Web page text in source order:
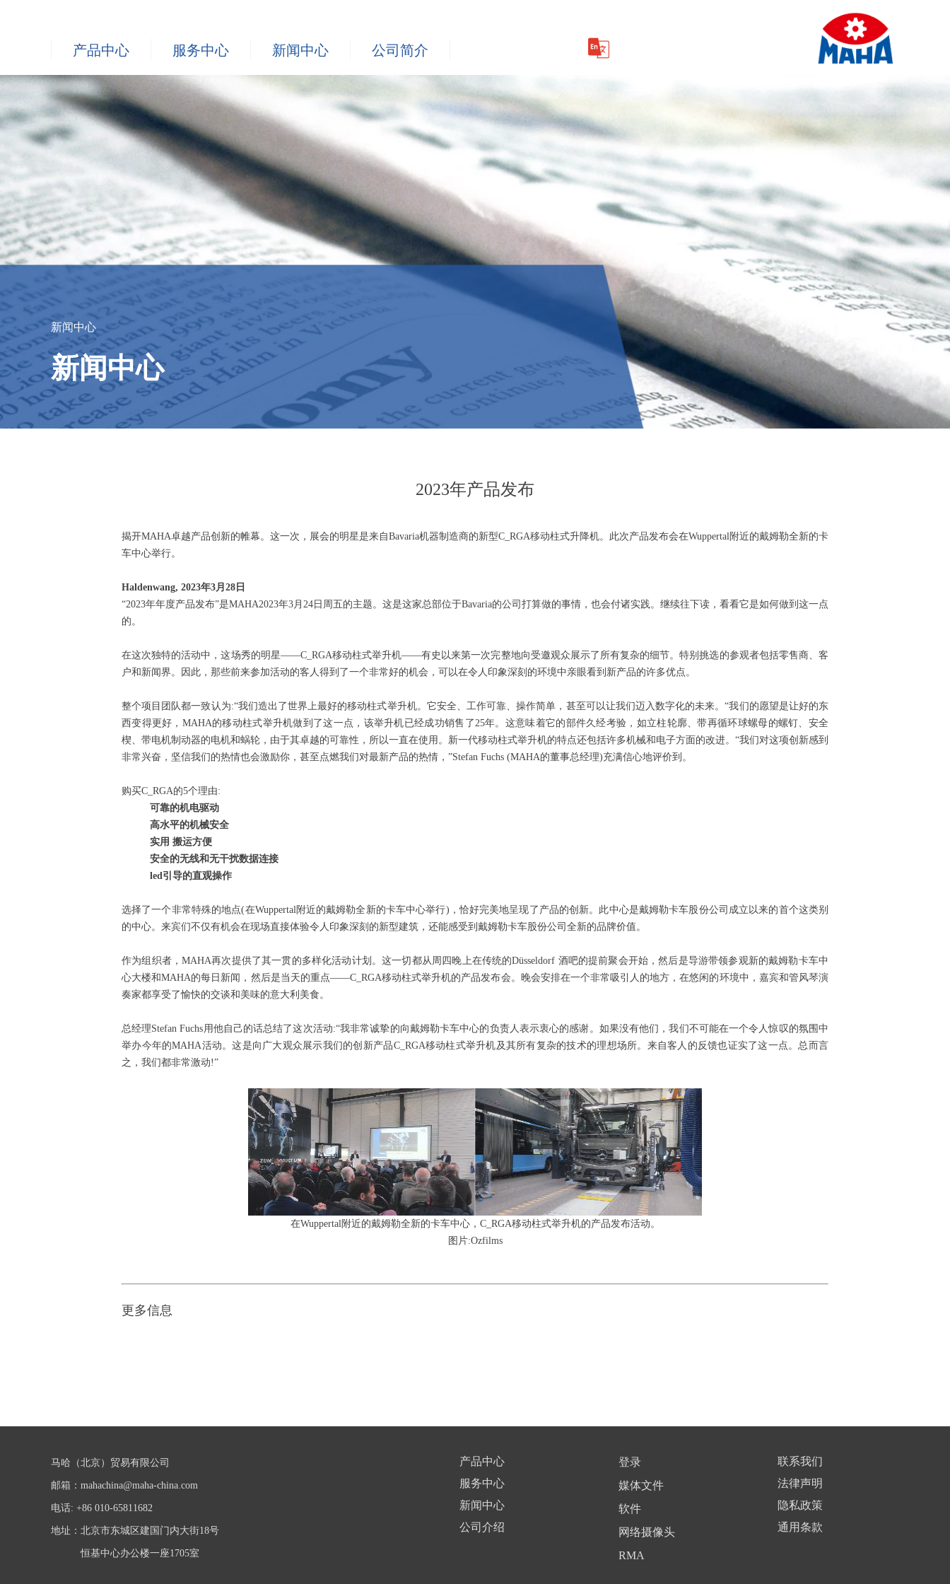
产品中心 服务中心 公司简介
新闻中心
2023年产品发布
揭开MAHA卓越产品创新的帷幕。这一次，展会的明星是来自Bavaria机器制造商的新型C_RGA移动柱式升降机。此次产品发布会在Wuppertal附近的戴姆勒全新的卡
车中心举行。
Haldenwang, 2023年3月28日
“2023年年度产品发布”是MAHA2023年3月24日周五的主题。这是这家总部位于Bavaria的公司打算做的事情，也会付诸实践。继续往下读，看看它是如何做到这一点
的。
在这次独特的活动中，这场秀的明星——C_RGA移动柱式举升机——有史以来第一次完整地向受邀观众展示了所有复杂的细节。特别挑选的参观者包括零售商、客
户和新闻界。因此，那些前来参加活动的客人得到了一个非常好的机会，可以在令人印象深刻的环境中亲眼看到新产品的许多优点。
整个项目团队都一致认为:“我们造出了世界上最好的移动柱式举升机。它安全、工作可靠、操作简单，甚至可以让我们迈入数字化的未来。“我们的愿望是让好的东
西变得更好，MAHA的移动柱式举升机做到了这一点，该举升机已经成功销售了25年。这意味着它的部件久经考验，如立柱轮廓、带再循环球螺母的螺钉、安全
楔、带电机制动器的电机和蜗轮，由于其卓越的可靠性，所以一直在使用。新一代移动柱式举升机的特点还包括许多机械和电子方面的改进。“我们对这项创新感到
非常兴奋，坚信我们的热情也会激励你，甚至点燃我们对最新产品的热情，”Stefan Fuchs (MAHA的董事总经理)充满信心地评价到。
购买C_RGA的5个理由:
可靠的机电驱动
高水平的机械安全
实用 搬运方便
安全的无线和无干扰数据连接
led引导的直观操作
选择了一个非常特殊的地点(在Wuppertal附近的戴姆勒全新的卡车中心举行)，恰好完美地呈现了产品的创新。此中心是戴姆勒卡车股份公司成立以来的首个这类别
的中心。来宾们不仅有机会在现场直接体验令人印象深刻的新型建筑，还能感受到戴姆勒卡车股份公司全新的品牌价值。
作为组织者，MAHA再次提供了其一贯的多样化活动计划。这一切都从周四晚上在传统的Düsseldorf 酒吧的提前聚会开始，然后是导游带领参观新的戴姆勒卡车中
心大楼和MAHA的每日新闻，然后是当天的重点——C_RGA移动柱式举升机的产品发布会。晚会安排在一个非常吸引人的地方，在悠闲的环境中，嘉宾和管风琴演
奏家都享受了愉快的交谈和美味的意大利美食。
总经理Stefan Fuchs用他自己的话总结了这次活动:“我非常诚挚的向戴姆勒卡车中心的负责人表示衷心的感谢。如果没有他们，我们不可能在一个令人惊叹的氛围中
举办今年的MAHA活动。这是向广大观众展示我们的创新产品C_RGA移动柱式举升机及其所有复杂的技术的理想场所。来自客人的反馈也证实了这一点。总而言
之，我们都非常激动!”
在Wuppertal附近的戴姆勒全新的卡车中心，C_RGA移动柱式举升机的产品发布活动。
图片:Ozfilms
更多信息
新闻中心
新闻中心
马哈（北京）贸易有限公司
邮箱： mahachina@maha-china.com
电话: +86 010-65811682
地址：北京市东城区建国门内大街18号
恒基中心办公楼一座1705室
产品中心
服务中心
新闻中心
公司介绍
登录
媒体文件
软件
网络摄像头
RMA
联系我们
法律声明
隐私政策
通用条款